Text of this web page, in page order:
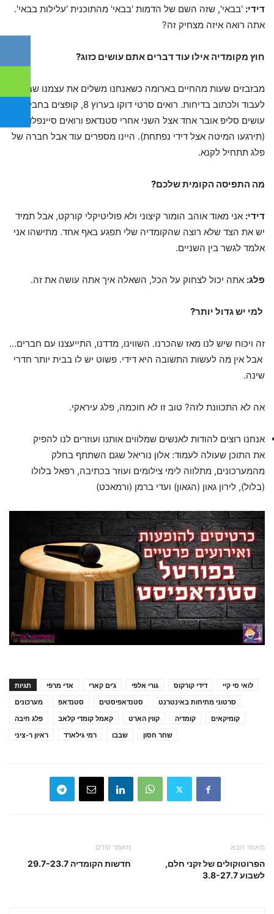
דידי: 'בבאי', שזה השם של הדמות 'בבאי' מהתוכנית 'עלילות בבאי'.
אתה רואה איזה מצחיק זה?
חוץ מקומדיה אילו עוד דברים אתם עושים כזוג?
מבזבזים שעות מהחיים בארומה כשאנחנו משלים את עצמנו שבאנו
לעבוד ולכתוב בדיחות. רואים סרטי דוקו בערוץ 8, קופצים בחבל,
עושים סליפ אובר אחד אצל השני אחרי סטנדאפ ורואים סיינפלד
(תירגעו המיטה אצל דידי נפתחת). היינו מספרים עוד אבל חברה של
פלג תתחיל לקנא.
מה התפיסה הקומית שלכם?
דידי: אני מאוד אוהב הומור קיצוני ולא פוליטיקלי קורקט, אבל תמיד
יש את הצד שלא רוצה שהקומדיה שלי תפגע באף אחד. מתישהו אני
אלמד לגשר בין השניים.
פלג: אתה יכול לצחוק על הכל, השאלה איך אתה עושה את זה.
למי יש גדול יותר?
זה ויכוח שיש לנו מאז שהכרנו. השווינו, מדדנו, התייעצנו עם חברים…
אבל אין מה לעשות התשובה היא דידי. פשוט יש לו בבית יותר חדרי
שינה.
אה לא התכוונת לזה? טוב זו לא חוכמה, פלג עיראקי.
אנחנו רוצים להודות לאנשים שמלווים אותנו ועוזרים לנו להפיק
את התוכן שעולה לעמוד: אלון נוריאל שגם השתתף בחלק
מהמערכונים, מתלווה לימי צילומים ועוזר בכתיבה, רפאל בלולו
(בלול), לירון גאון (הגאון) ועדי ברמן (ורמאכט)
תגיות אדי מרפי ג'ים קארי גורי אלפי דידי קורקוס
לואי סי קיי
מערכונים
סטנדאפ סטנדאפיסטים
סרטוני מתיחות באינטרנט
פלג חיבה
קאמל קומדי קלאב קווין הארט קומדיה
קומיקאים
ראיון ר-ציני
רמי גילארד שבבו שחר חסון
מאמר קודם
חדשות הקומדיה 29.7-23.7
מאמר הבא
הפרוטוקולים של זקני חלם,
לשבוע 3.8-27.7